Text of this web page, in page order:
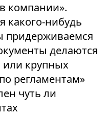
компании».
какого-нибудь
придерживаемся
делаются
или крупных
регламентам»
чуть ли